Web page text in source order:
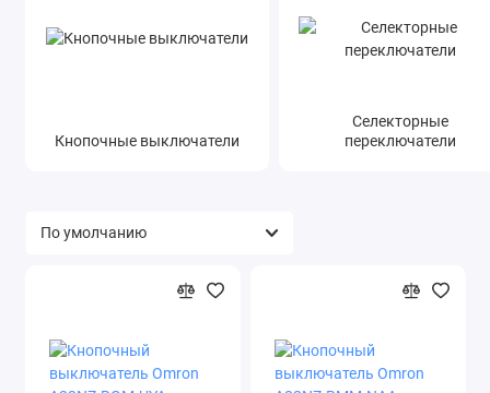
Кнопочные выключатели
Селекторные
переключатели